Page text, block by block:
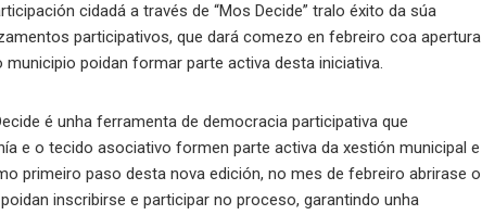
cidadá a través de “Mos Decide” tralo éxito da súa
participativos, que dará comezo en febreiro coa apertura
poidan formar parte activa desta iniciativa.
é unha ferramenta de democracia participativa que
e o tecido asociativo formen parte activa da xestión municipal e
primeiro paso desta nova edición, no mes de febreiro abrirase o
inscribirse e participar no proceso, garantindo unha